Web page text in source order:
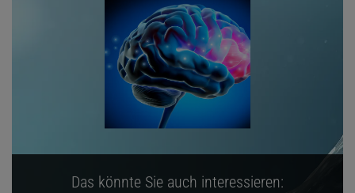
Das könnte Sie auch interessieren: